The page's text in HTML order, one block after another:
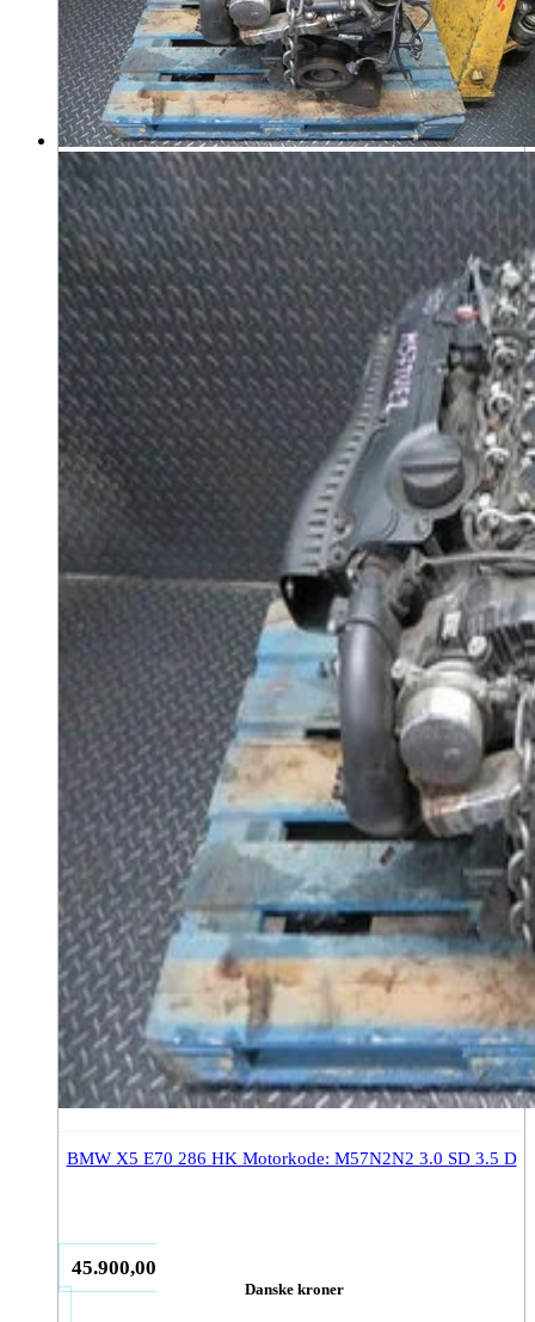
BMW X5 E70 286 HK Motorkode: M57N2N2 3.0 SD 3.5 D
45.900,00
Danske kroner